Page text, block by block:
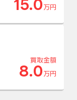
15.0 万円
買取金額
8.0 万円